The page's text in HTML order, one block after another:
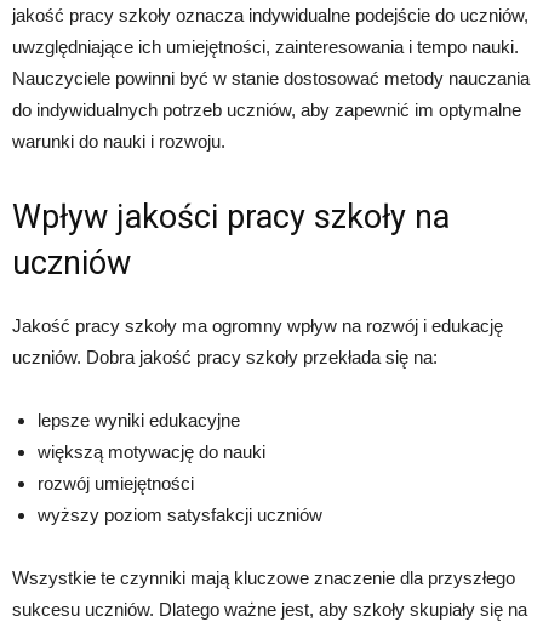
jakość pracy szkoły oznacza indywidualne podejście do uczniów,
uwzględniające ich umiejętności, zainteresowania i tempo nauki.
Nauczyciele powinni być w stanie dostosować metody nauczania
do indywidualnych potrzeb uczniów, aby zapewnić im optymalne
warunki do nauki i rozwoju.
Wpływ jakości pracy szkoły na
uczniów
Jakość pracy szkoły ma ogromny wpływ na rozwój i edukację
uczniów. Dobra jakość pracy szkoły przekłada się na:
lepsze wyniki edukacyjne
większą motywację do nauki
rozwój umiejętności
wyższy poziom satysfakcji uczniów
Wszystkie te czynniki mają kluczowe znaczenie dla przyszłego
sukcesu uczniów. Dlatego ważne jest, aby szkoły skupiały się na